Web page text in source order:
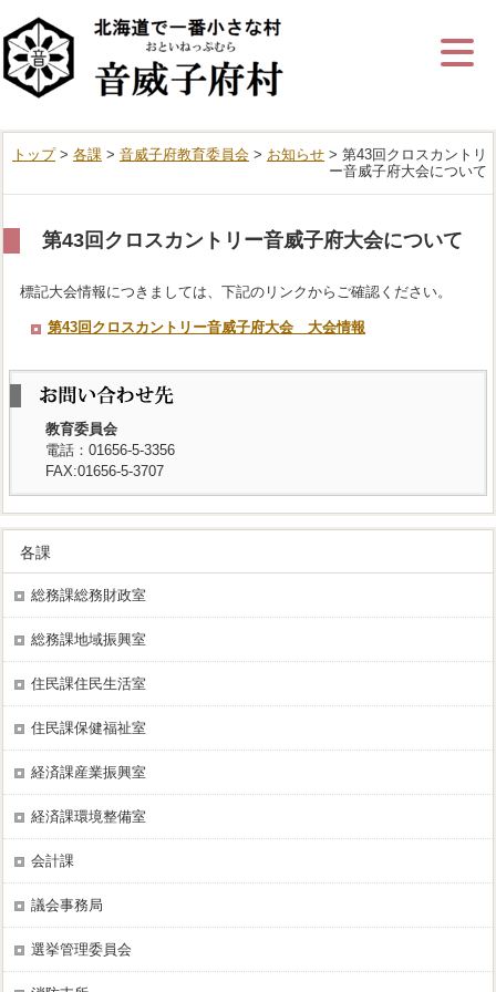
ビ
ゲ
ー
シ
ン
を
ば
トップ> 各課 > 音威子府教育委員会 > お知らせ > 第43回クロスカントリ
ー音威子府大会について
第43回クロスカントリー音威子府大会について
標記大会情報につきましては、下記のリンクからご確認ください。
第43回クロスカントリー音威子府大会 大会情報
教育委員会
電話：01656-5-3356
FAX:01656-5-3707
各課
総務課総務財政室
総務課地域振興室
住民課住民生活室
住民課保健福祉室
経済課産業振興室
経済課環境整備室
会計課
議会事務局
選挙管理委員会